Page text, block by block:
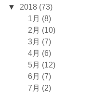
2018 (73)
1月 (8)
2月 (10)
3月 (7)
4月 (6)
5月 (12)
6月 (7)
7月 (2)